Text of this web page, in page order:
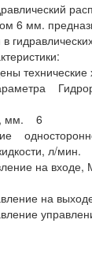
6 мм.
мм. 6
л/
на
на